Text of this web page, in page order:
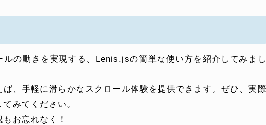
ルの動きを実現する、Lenis.jsの簡単な使い方を紹介してみまし
ば、手軽に滑らかなスクロール体験を提供できます。ぜひ、実際
みてください。
お忘れなく！